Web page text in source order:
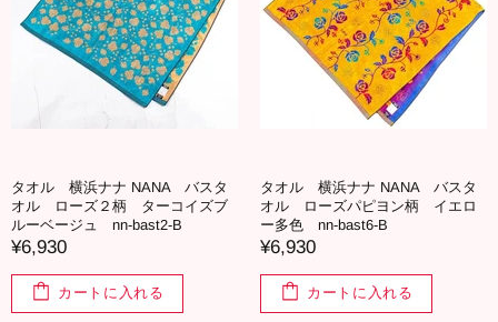
タオル 横浜ナナ NANA バスタ
オル ローズ２柄 ターコイズブ
ルーベージュ nn-bast2-B
¥6,930
カートに入れる
タオル 横浜ナナ NANA バスタ
オル ローズパピヨン柄 イエロ
ー多色 nn-bast6-B
¥6,930
カートに入れる